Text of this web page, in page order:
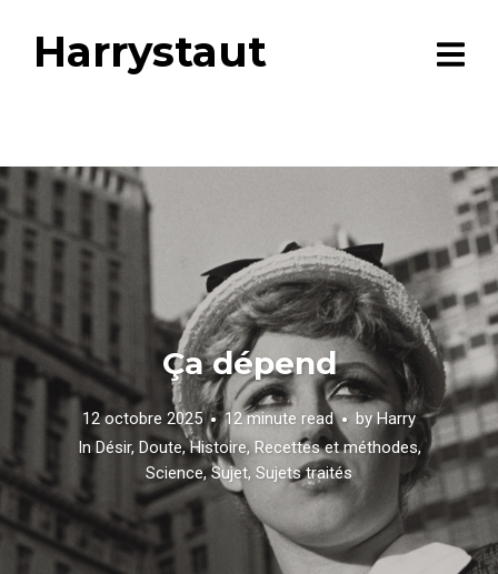
Harrystaut
Ça dépend
12 octobre 2025 12 minute read byHarry
InDésir, Doute,Histoire,Recettes et méthodes,
Science,Sujet, Sujets traités